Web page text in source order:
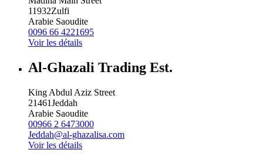
11932Zulfi
Arabie Saoudite
0096 66 4221695
Voir les détails
Al-Ghazali Trading Est.
King Abdul Aziz Street
21461Jeddah
Arabie Saoudite
00966 2 6473000
Jeddah@al-ghazalisa.com
Voir les détails